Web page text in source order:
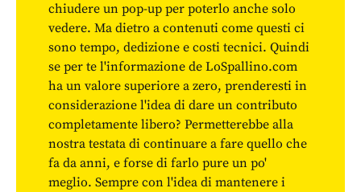
chiudere un pop-up per poterlo anche solo
vedere. Ma dietro a contenuti come questi ci
sono tempo, dedizione e costi tecnici. Quindi
se per te l'informazione de LoSpallino.com
ha un valore superiore a zero, prenderesti in
considerazione l'idea di dare un contributo
completamente libero? Permetterebbe alla
nostra testata di continuare a fare quello che
fa da anni, e forse di farlo pure un po'
meglio. Sempre con l'idea di mantenere i